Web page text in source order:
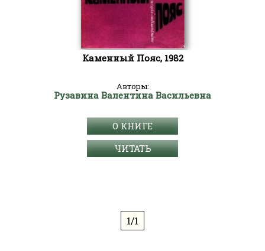
Каменный Пояс, 1982
Авторы:
Рузавина Валентина Васильевна
О КНИГЕ
ЧИТАТЬ
1/1